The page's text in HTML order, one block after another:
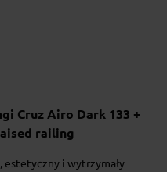
Cruz Airo Dark 133 +
railing
estetyczny i wytrzymały